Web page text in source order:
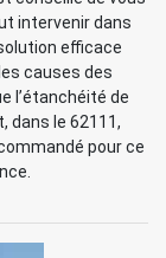
intervenir dans
efficace
causes des
l’étanchéité de
dans le 62111,
pour ce